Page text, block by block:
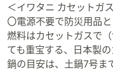
＜イワタニ カセットガ
〇電源不要で防災用品
燃料はカセットガスで
ても重宝する、日本製
鍋の目安は、土鍋7号ま